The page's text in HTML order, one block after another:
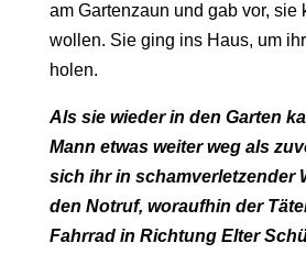
am Gartenzaun und gab vor, sie
wollen. Sie ging ins Haus, um
holen.
Als sie wieder in den Garten
Mann etwas weiter weg als
sich ihr in schamverletzender
den Notruf, woraufhin der
Fahrrad in Richtung Elter